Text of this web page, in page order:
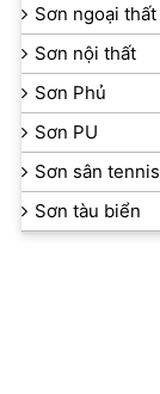
Sơn ngoại thất
Sơn nội thất
Sơn Phủ
Sơn PU
Sơn sân tennis
Sơn tàu biển